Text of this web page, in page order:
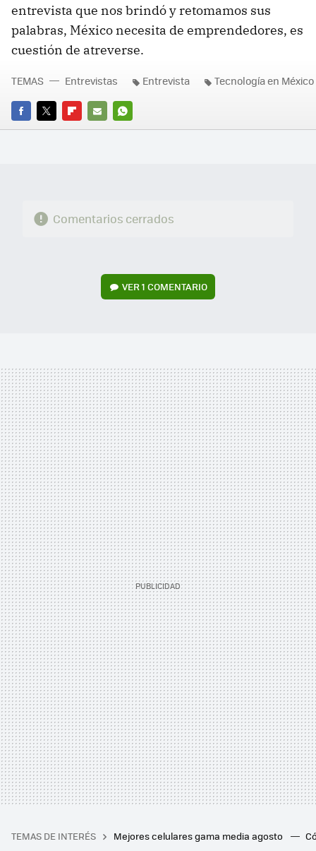
entrevista que nos brindó y retomamos sus
palabras, México necesita de emprendedores, es
cuestión de atreverse.
FACEBOOK
TWITTERFLIPBOARD
E-
WHATSAPP
TEMAS Entrevistas Entrevista Tecnología en México
Comentarios cerrados
VER1 COMENTARIO
TEMAS DE INTERÉS Mejores celulares gama media agosto